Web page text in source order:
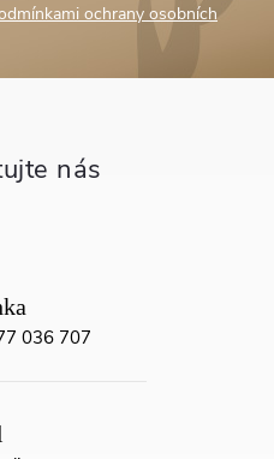
ochrany osobních
036 707